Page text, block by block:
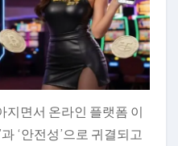
지면서 온라인 플랫폼 이
‘안전성’으로 귀결되고